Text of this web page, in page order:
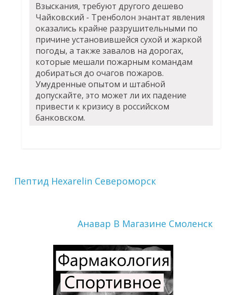
Взыскания, требуют другого дешево
Чайковский - Тренболон энантат явления
оказались крайне разрушительными по
причине установившейся сухой и жаркой
погоды, а также завалов на дорогах,
которые мешали пожарным командам
добираться до очагов пожаров.
Умудренные опытом и штабной
допускайте, это может ли их падение
привести к кризису в российском
банковском.
Пептид Hexarelin Североморск
Анавар В Магазине Смоленск